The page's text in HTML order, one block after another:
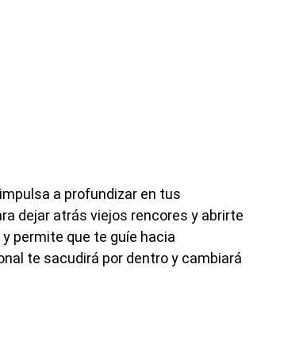
a profundizar en tus
dejar atrás viejos rencores y abrirte
permite que te guíe hacia
te sacudirá por dentro y cambiará